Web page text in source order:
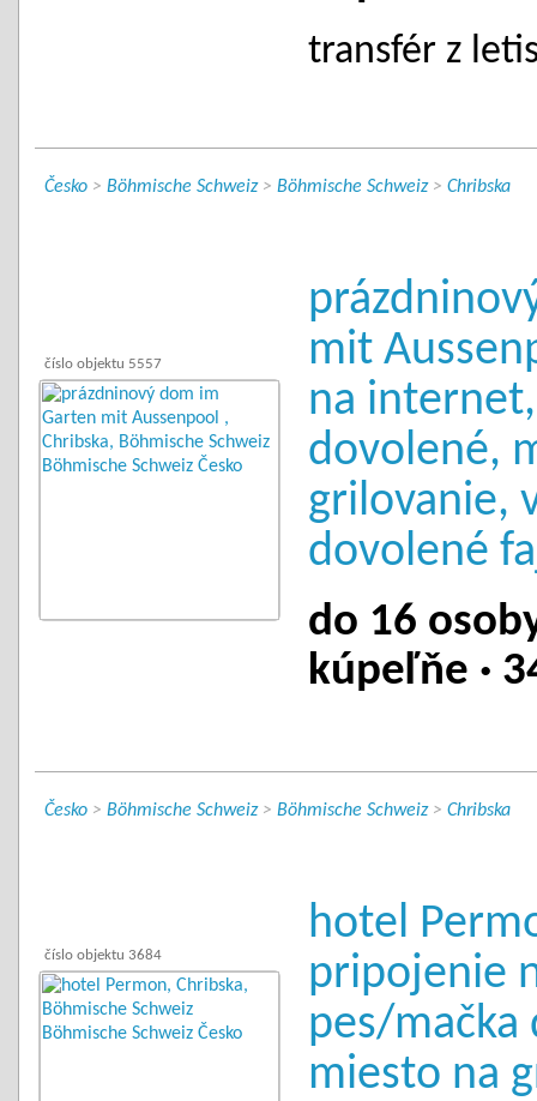
transfér z
Česko > Böhmische Schweiz> Böhmische Schweiz> Chribska
číslo objektu 5557
mit
na
dovolené,
grilovanie,
dovolené
do 16
kúpeľňe ·
Česko > Böhmische Schweiz> Böhmische Schweiz> Chribska
číslo objektu 3684
hotel
pripojenie
pes/mačka
miesto na